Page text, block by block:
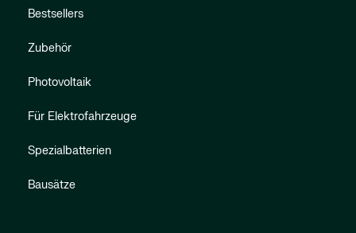
Bestsellers
Zubehör
Photovoltaik
Für Elektrofahrzeuge
Spezialbatterien
Bausätze